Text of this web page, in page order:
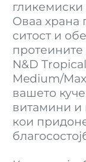
гликемиски
Оваа храна
ситост и
N&D
Medium/
вашето
витамини и
кои